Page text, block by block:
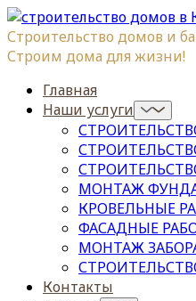
Строительство домов и
Строим дома для жизни!
Главная
Наши услуги
МОНТАЖ
КРОВЕЛЬНЫЕ
ФАСАДНЫЕ
МОНТАЖ
Контакты